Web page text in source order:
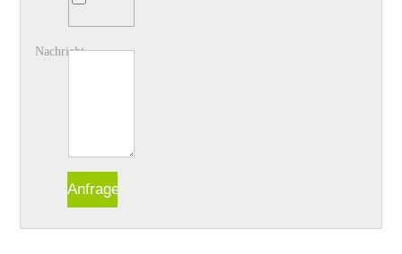
Nachricht